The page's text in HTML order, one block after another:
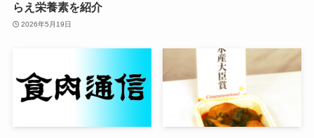
らえ栄養素を紹介
2026年5月19日